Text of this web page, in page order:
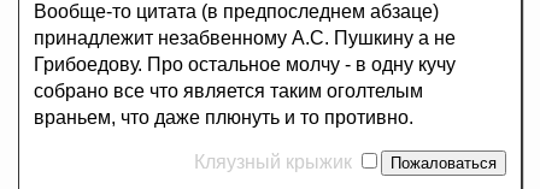
Вообще-то цитата (в предпоследнем абзаце)
принадлежит незабвенному А.С. Пушкину а не
Грибоедову. Про остальное молчу - в одну кучу
собрано все что является таким оголтелым
враньем, что даже плюнуть и то противно.
Кляузный крыжик